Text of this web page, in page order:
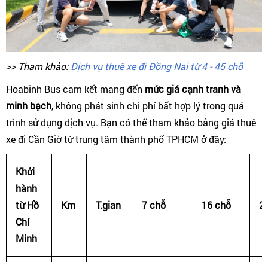
>> Tham khảo:Dịch vụ thuê xe đi Đồng Nai từ 4 - 45 chỗ
Hoabinh Bus cam kết mang đến mức giá cạnh tranh và
minh bạch, không phát sinh chi phí bất hợp lý trong quá
trình sử dụng dịch vụ. Bạn có thể tham khảo bảng giá thuê
xe đi Cần Giờ từ trung tâm thành phố TPHCM ở đây:
Khởi
hành
từ Hồ
Chí
Minh
Km T.gian 7 chỗ 16 chỗ